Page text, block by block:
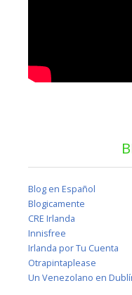
Blog en Español
Blogicamente
CRE Irlanda
Innisfree
Irlanda por Tu Cuenta
Otrapintaplease
Un Venezolano en